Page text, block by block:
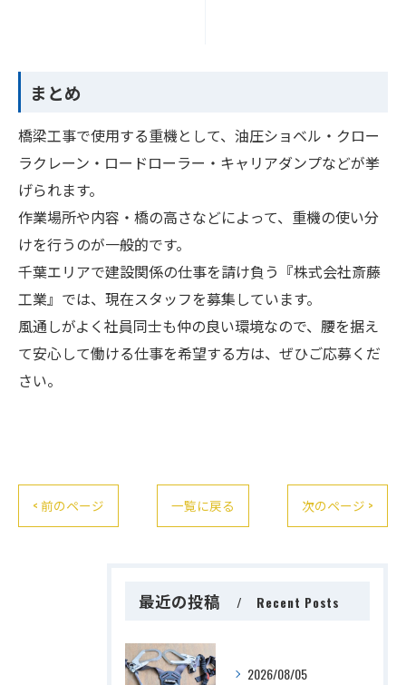
まとめ
橋梁工事で使用する重機として、油圧ショベル・クロー
ラクレーン・ロードローラー・キャリアダンプなどが挙
げられます。
作業場所や内容・橋の高さなどによって、重機の使い分
けを行うのが一般的です。
千葉エリアで建設関係の仕事を請け負う『株式会社斎藤
工業』では、現在スタッフを募集しています。
風通しがよく社員同士も仲の良い環境なので、腰を据え
て安心して働ける仕事を希望する方は、ぜひご応募くだ
さい。
< 前のページ 一覧に戻る 次のページ >
最近の投稿 Recent Posts
2026/08/05